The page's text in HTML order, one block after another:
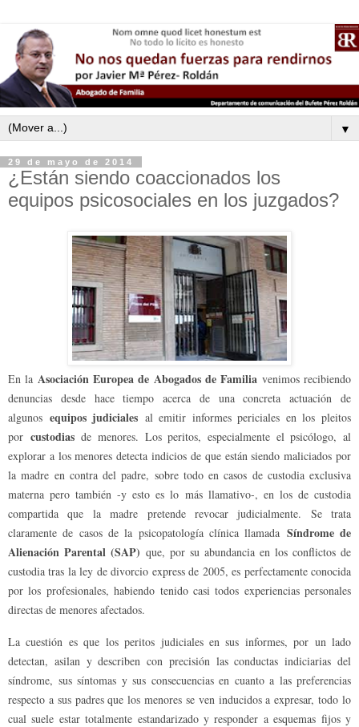
▼
29 de mayo de 2014
¿Están siendo coaccionados los
equipos psicosociales en los juzgados?
En laAsociación Europea de Abogados de Familiavenimos recibiendo
denuncias desde hace tiempo acerca de una concreta actuación de
algunos equipos judiciales al emitir informes periciales en los pleitos
por custodiasde menores. Los peritos, especialmente el psicólogo, al
explorar a los menores detecta indicios de que están siendo maliciados por
la madre en contra del padre, sobre todo en casos de custodia exclusiva
materna pero también -y esto es lo más llamativo-, en los de custodia
compartida que la madre pretende revocar judicialmente. Se trata
claramente de casos de la psicopatología clínica llamada Síndrome de
Alienación Parental (SAP) que, por su abundancia en los conflictos de
custodia tras la ley de divorcio express de 2005, es perfectamente conocida
por los profesionales, habiendo tenido casi todos experiencias personales
directas de menores afectados.
La cuestión es que los peritos judiciales en sus informes, por un lado
detectan, asilan y describen con precisión las conductas indiciarias del
síndrome, sus síntomas y sus consecuencias en cuanto a las preferencias
respecto a sus padres que los menores se ven inducidos a expresar, todo lo
cual suele estar totalmente estandarizado y responder a esquemas fijos y